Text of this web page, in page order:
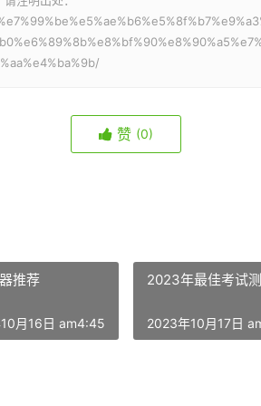
赞 (0)
推荐
月16日 am4:45
2023年最佳考试
2023年10月17日